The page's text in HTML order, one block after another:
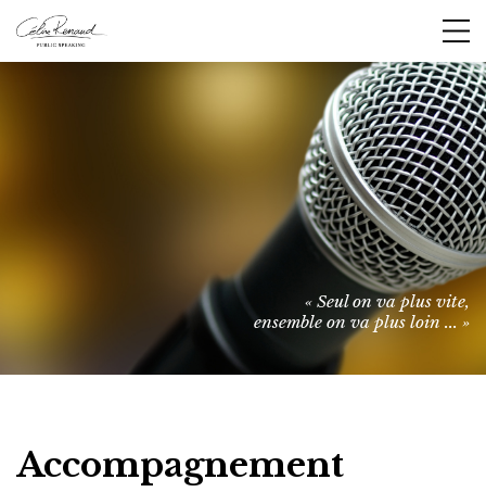
« Seul on va plus vite,
ensemble on va plus loin ... »
Accompagnement